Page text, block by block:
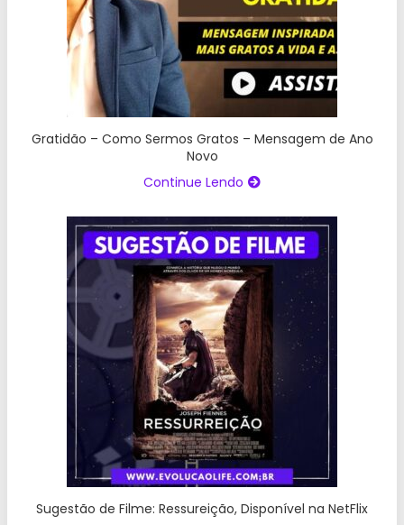
Gratidão – Como Sermos Gratos – Mensagem de Ano
Novo
Continue Lendo
Sugestão de Filme: Ressureição, Disponível na NetFlix